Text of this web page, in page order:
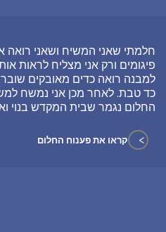
חלמתי שאני המשיח ושאני
פיגומים ורק אני מצליח לראות
למבנה רואה כדים מאובקים
כד טבת. לאחר מכן אני נמשח
החלום נגמר שבית המקדש בנוי
> קראו את פענוח החלום